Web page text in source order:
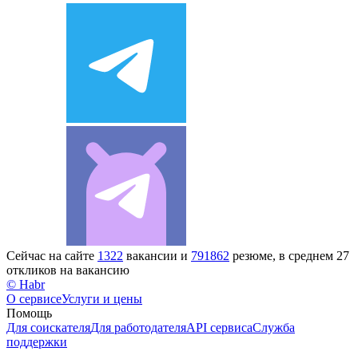
Сейчас на сайте 1322 вакансии и 791862 резюме, в среднем 27
откликов на вакансию
© Habr
О сервисеУслуги и цены
Помощь
Для соискателяДля работодателяAPI сервисаСлужба
поддержки